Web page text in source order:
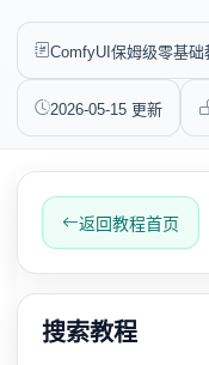
ComfyUI保姆级零基础
2026-05-15 更新
返回教程首页
搜索教程